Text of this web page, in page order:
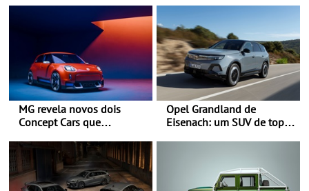
MG revela novos dois
Concept Cars que
desportiva com tecnologia
avançada - No Goodwood
Festival of Speed 2026
Opel Grandland de
Eisenach: um SUV de topo